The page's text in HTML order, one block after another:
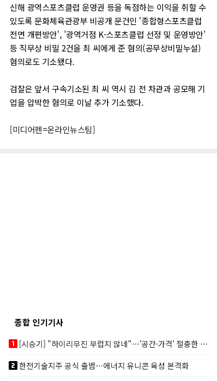
신해 광역스포츠클럽 운영권 등을 독점하는 이익을 취할 수
있도록 문화체육관광부 비공개 문건인 '종합형스포츠클럽
전면 개편방안', '광역거점 K-스포츠클럽 선정 및 운영방안'
등 직무상 비밀 2건을 최 씨에게 준 혐의(공무상비밀누설)
혐의로도 기소됐다.
검찰은 앞서 구속기소된 최 씨 역시 김 전 차관과 공모해 기
업을 압박한 혐의로 이날 추가 기소했다.
[미디어펜=온라인뉴스팀]
종합 인기기사
looks_one
[시승기] "하이리무진 부럽지 않네"…'공간·가격' 절충한 카니발 하이루프
looks_two한전기술지주 공식 출범…에너지 유니콘 육성 본격화